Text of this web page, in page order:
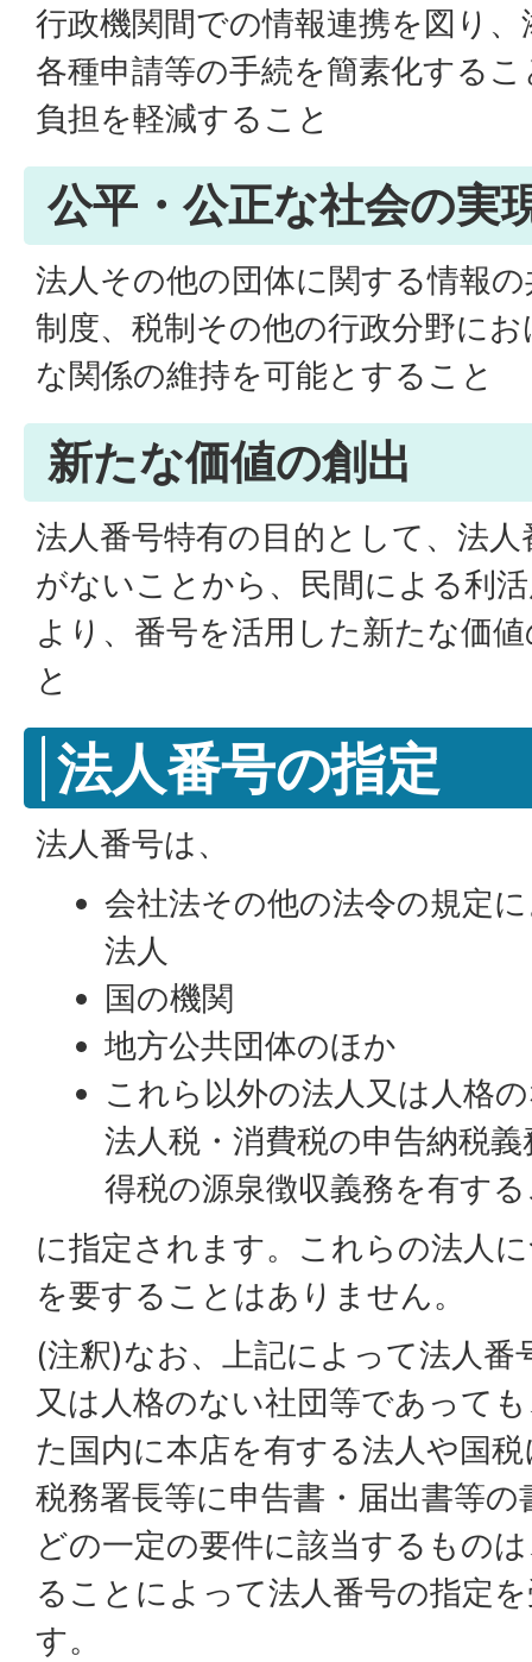
行政機関間での情報連携を図り
各種申請等の手続を簡素化する
負担を軽減すること
公平・公正な社会の実
法人その他の団体に関する情報
制度、税制その他の行政分野に
な関係の維持を可能とすること
新たな価値の創出
法人番号特有の目的として、法
がないことから、民間による利
より、番号を活用した新たな価
と
法人番号の指定
法人番号は、
会社法その他の法令の規定
法人
国の機関
地方公共団体のほか
これら以外の法人又は人格
法人税・消費税の申告納税
得税の源泉徴収義務を有す
に指定されます。これらの法人
を要することはありません。
(注釈)なお、上記によって法人番
又は人格のない社団等であって
た国内に本店を有する法人や国
税務署長等に申告書・届出書等
どの一定の要件に該当するもの
ることによって法人番号の指定
す。